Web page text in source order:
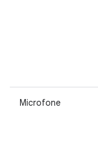
Microfone